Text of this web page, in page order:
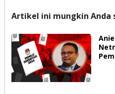
Artikel ini mungkin Anda